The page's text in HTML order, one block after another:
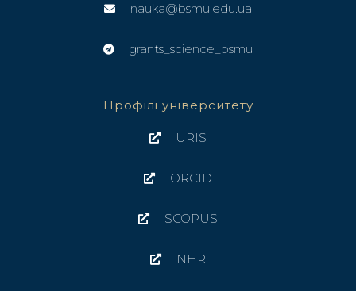
nauka@bsmu.edu.ua
grants_science_bsmu
Профілі університету
URIS
ORCID
SCOPUS
NHR